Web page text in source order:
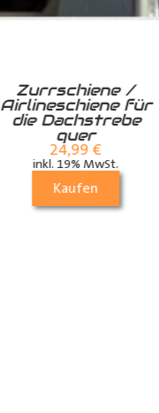
Zurrschiene /
Airlineschiene für
die Dachstrebe
quer
24,99 €
inkl. 19% MwSt.
Kaufen